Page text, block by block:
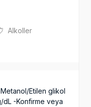
Alkoller
Etilen glikol
dL -Konfirme veya